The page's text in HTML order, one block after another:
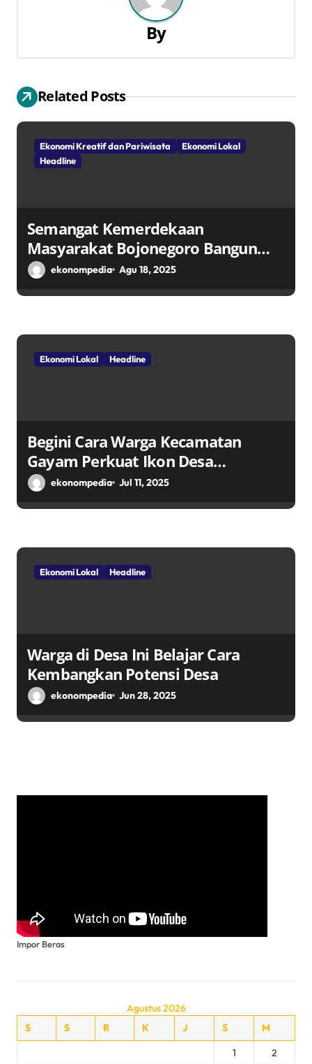
i
p
o
By
Related Posts
Ekonomi Kreatif dan Pariwisata
Ekonomi Lokal
Headline
Semangat Kemerdekaan
Masyarakat Bojonegoro Bangun
Desa Mandiri Ekonomi
ekonompedia Agu 18, 2025
Ekonomi Lokal Headline
Begini Cara Warga Kecamatan
Gayam Perkuat Ikon Desa
Penggerak Ekonomi Lokal Melalui
ekonompedia Jul 11, 2025
Ekonomi Lokal Headline
Warga di Desa Ini Belajar Cara
Kembangkan Potensi Desa
ekonompedia Jun 28, 2025
Impor Beras
Agustus 2026
S
S R K J S
M
1
2